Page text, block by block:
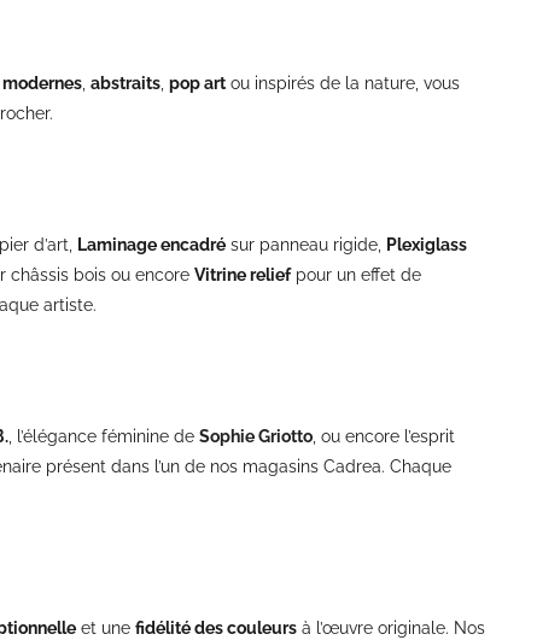
,abstraits,pop artou inspirés de la nature, vous
d’art, Laminage encadré sur panneau rigide, Plexiglass
châssis bois ou encoreVitrine reliefpour un effet de
artiste.
, l’élégance féminine deSophie Griotto, ou encore l’esprit
présent dans l’un de nos magasins Cadrea. Chaque
et unefidélité des couleurs à l’œuvre originale. Nos